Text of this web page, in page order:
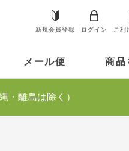
新規会員登録 ログイン ご利
メール便 商品
・離島は除く）